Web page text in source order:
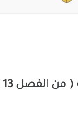
20 من النظام الداخلي)